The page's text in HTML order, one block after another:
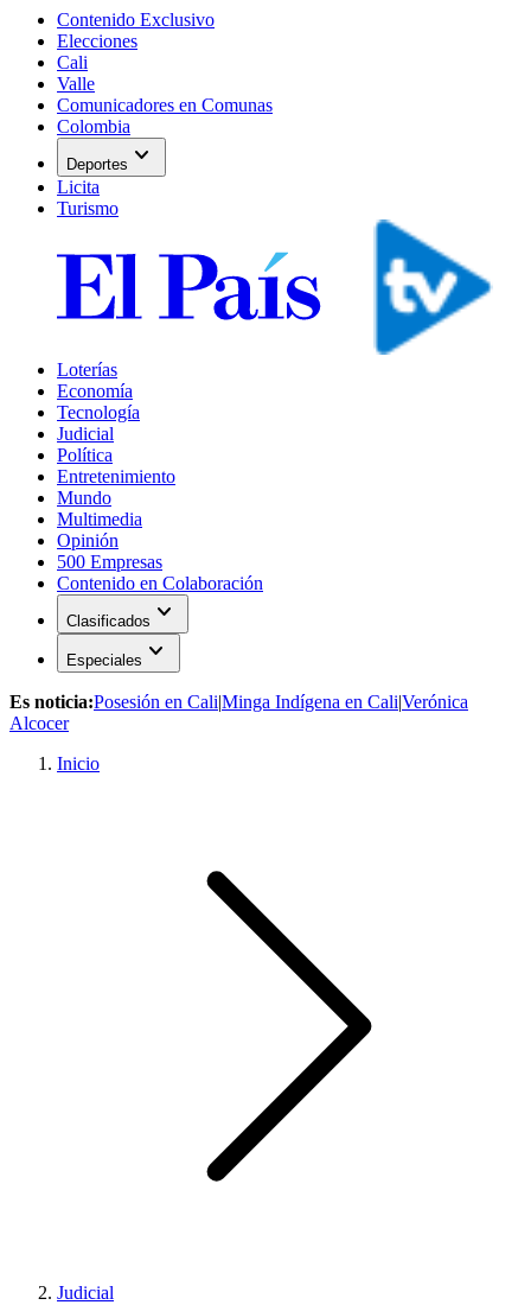
Contenido Exclusivo
Elecciones
Cali
Valle
Comunicadores en Comunas
Colombia
Deportes expand_more
Licita
Turismo
Loterías
Economía
Tecnología
Judicial
Política
Entretenimiento
Mundo
Multimedia
Opinión
500 Empresas
Contenido en Colaboración
Clasificados expand_more
Especiales expand_more
Es noticia:Posesión en Cali|Minga Indígena en Cali|Verónica
Alcocer
Inicio
Judicial